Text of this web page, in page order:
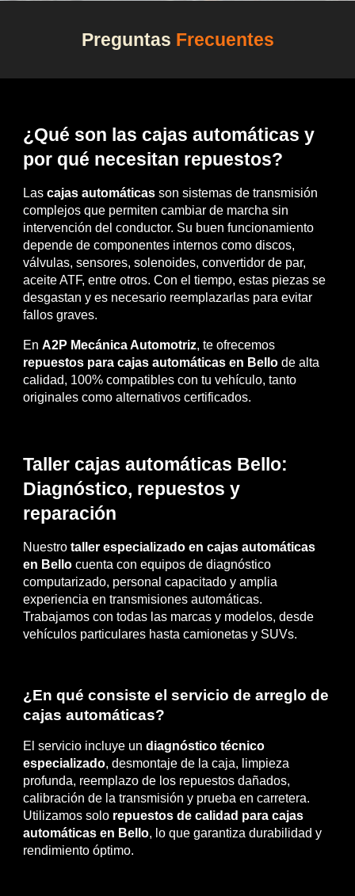
Preguntas Frecuentes
¿Qué son las cajas automáticas y
por qué necesitan repuestos?
Lascajas automáticas son sistemas de transmisión
complejos que permiten cambiar de marcha sin
intervención del conductor. Su buen funcionamiento
depende de componentes internos como discos,
válvulas, sensores, solenoides, convertidor de par,
aceite ATF, entre otros. Con el tiempo, estas piezas se
desgastan y es necesario reemplazarlas para evitar
fallos graves.
EnA2P Mecánica Automotriz, te ofrecemos
repuestos para cajas automáticas en Bello de alta
calidad, 100% compatibles con tu vehículo, tanto
originales como alternativos certificados.
Taller cajas automáticas Bello:
Diagnóstico, repuestos y
reparación
Nuestrotaller especializado en cajas automáticas
en Bello cuenta con equipos de diagnóstico
computarizado, personal capacitado y amplia
experiencia en transmisiones automáticas.
Trabajamos con todas las marcas y modelos, desde
vehículos particulares hasta camionetas y SUVs.
¿En qué consiste el servicio de arreglo de
cajas automáticas?
El servicio incluye undiagnóstico técnico
especializado, desmontaje de la caja, limpieza
profunda, reemplazo de los repuestos dañados,
calibración de la transmisión y prueba en carretera.
Utilizamos solo repuestos de calidad para cajas
automáticas en Bello, lo que garantiza durabilidad y
rendimiento óptimo.